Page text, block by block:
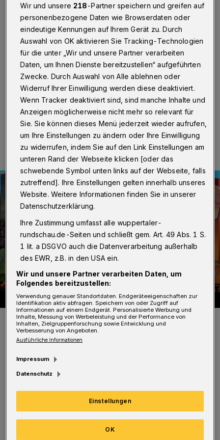
Wuppertal· In der diesjährigen Frühjahrsproduktion
des Wuppertaler Kinder- und Jugendtheater für die
ganz Kleinen geht es um Diversität und Toleranz. Denn
„Elmar der Elefant“ ist bunt und kariert und eins eben
nicht: elefantenfarben. Premiere ist am Samstag (13.
April 2024) um 16 Uhr im Theater im Berufskolleg
(Bundesallee 222).
12.04.2024 , 16:15 Uhr Eine Minute Lesezeit
Es wird bunt auf der Bühne.
Foto: Karola Brüggemann
Gemeinsam mit der jungen
Nachwuchsregisseurin Pia Witte ist eine
kunterbunte Abenteuerreise mit extra
Wir und unsere 218-Partner speichern und greifen auf
personenbezogene Daten wie Browserdaten oder
eindeutige Kennungen auf Ihrem Gerät zu. Durch
Auswahl von OK aktivieren Sie Tracking-Technologien
für die unter „Wir und unsere Partner verarbeiten
Daten, um Ihnen Dienste bereitzustellen“ aufgeführten
Zwecke. Durch Auswahl von Alle ablehnen oder
Widerruf Ihrer Einwilligung werden diese deaktiviert.
Wenn Tracker deaktiviert sind, sind manche Inhalte und
Anzeigen möglicherweise nicht mehr so relevant für
Sie. Sie können dieses Menü jederzeit wieder aufrufen,
um Ihre Einstellungen zu ändern oder Ihre Einwilligung
zu widerrufen, indem Sie auf den Link Einstellungen am
unteren Rand der Webseite klicken [oder das
schwebende Symbol unten links auf der Webseite, falls
zutreffend]. Ihre Einstellungen gelten innerhalb unseres
Website. Weitere Informationen finden Sie in unserer
Datenschutzerklärung.
Ihre Zustimmung umfasst alle wuppertaler-
rundschau.de-Seiten und schließt gem. Art. 49 Abs. 1 S.
1 lit. a DSGVO auch die Datenverarbeitung außerhalb
des EWR, z.B. in den USA ein.
Wir und unsere Partner verarbeiten Daten, um
Folgendes bereitzustellen:
Verwendung genauer Standortdaten. Endgeräteeigenschaften zur
Identifikation aktiv abfragen. Speichern von oder Zugriff auf
Informationen auf einem Endgerät. Personalisierte Werbung und
Inhalte, Messung von Werbeleistung und der Performance von
Inhalten, Zielgruppenforschung sowie Entwicklung und
Verbesserung von Angeboten.
Ausführliche Informationen
Impressum
Datenschutz
Einstellungen
OK